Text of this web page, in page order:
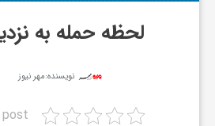
لحظه حمله به
نویسنده:مهر نیوز